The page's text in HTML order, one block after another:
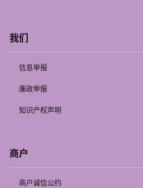
我们
信息举报
廉政举报
知识产权声明
商户
商户诚信公约